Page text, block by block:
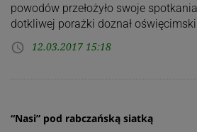
powodów przełożyło swoje
dotkliwej porażki doznał oświęcimski…
access_time 12.03.2017 15:18
“Nasi” pod rabczańską siatką